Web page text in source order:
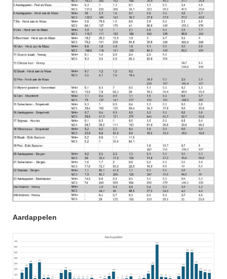
Aardappelen